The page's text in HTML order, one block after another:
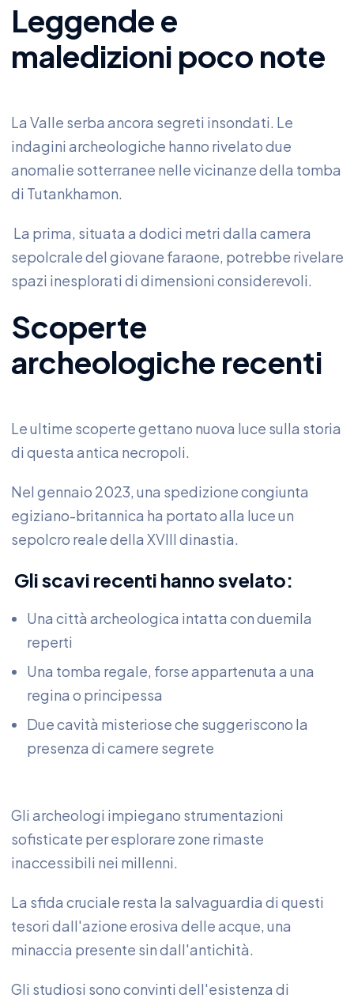
Leggende e
maledizioni poco note
La Valle serba ancora segreti insondati. Le
indagini archeologiche hanno rivelato due
anomalie sotterranee nelle vicinanze della tomba
di Tutankhamon.
La prima, situata a dodici metri dalla camera
sepolcrale del giovane faraone, potrebbe rivelare
spazi inesplorati di dimensioni considerevoli.
Scoperte
archeologiche recenti
Le ultime scoperte gettano nuova luce sulla storia
di questa antica necropoli.
Nel gennaio 2023, una spedizione congiunta
egiziano-britannica ha portato alla luce un
sepolcro reale della XVIII dinastia.
Gli scavi recenti hanno svelato:
Una città archeologica intatta con duemila
reperti
Una tomba regale, forse appartenuta a una
regina o principessa
Due cavità misteriose che suggeriscono la
presenza di camere segrete
Gli archeologi impiegano strumentazioni
sofisticate per esplorare zone rimaste
inaccessibili nei millenni.
La sfida cruciale resta la salvaguardia di questi
tesori dall'azione erosiva delle acque, una
minaccia presente sin dall'antichità.
Gli studiosi sono convinti dell'esistenza di